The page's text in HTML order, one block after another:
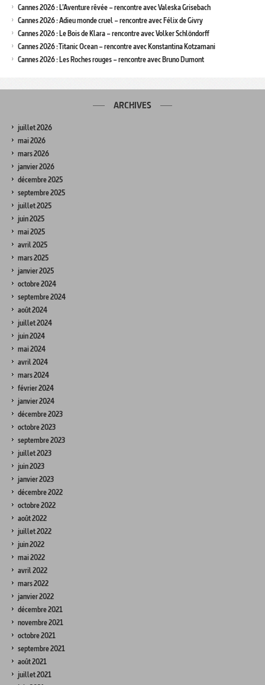
Cannes 2026 : L’Aventure rêvée – rencontre avec Valeska Grisebach
Cannes 2026 : Adieu monde cruel – rencontre avec Félix de Givry
Cannes 2026 : Le Bois de Klara – rencontre avec Volker Schlöndorff
Cannes 2026 : Titanic Ocean – rencontre avec Konstantina Kotzamani
Cannes 2026 : Les Roches rouges – rencontre avec Bruno Dumont
ARCHIVES
juillet 2026
mai 2026
mars 2026
janvier 2026
décembre 2025
septembre 2025
juillet 2025
juin 2025
mai 2025
avril 2025
mars 2025
janvier 2025
octobre 2024
septembre 2024
août 2024
juillet 2024
juin 2024
mai 2024
avril 2024
mars 2024
février 2024
janvier 2024
décembre 2023
octobre 2023
septembre 2023
juillet 2023
juin 2023
janvier 2023
décembre 2022
octobre 2022
août 2022
juillet 2022
juin 2022
mai 2022
avril 2022
mars 2022
janvier 2022
décembre 2021
novembre 2021
octobre 2021
septembre 2021
août 2021
juillet 2021